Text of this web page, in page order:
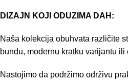
DIZAJN KOJI ODUZIMA DAH:
Naša kolekcija obuhvata različite
bundu, modernu kratku varijantu
Nastojimo da podržimo održivu